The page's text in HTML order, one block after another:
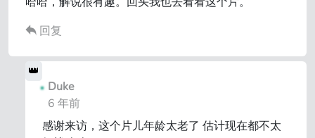
回复
Duke
6 年前
感谢来访，这个片儿年龄太老了 估计现在都不太